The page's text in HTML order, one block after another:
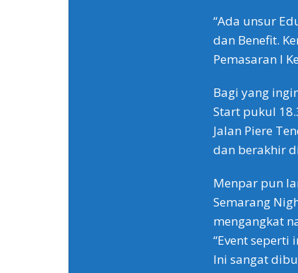
“Ada unsur
dan Benefit.
Pemasaran I
Bagi yang
Start pukul
Jalan Piere
dan berakhir
Menpar pun
Semarang
mengangkat
“Event
Ini sangat